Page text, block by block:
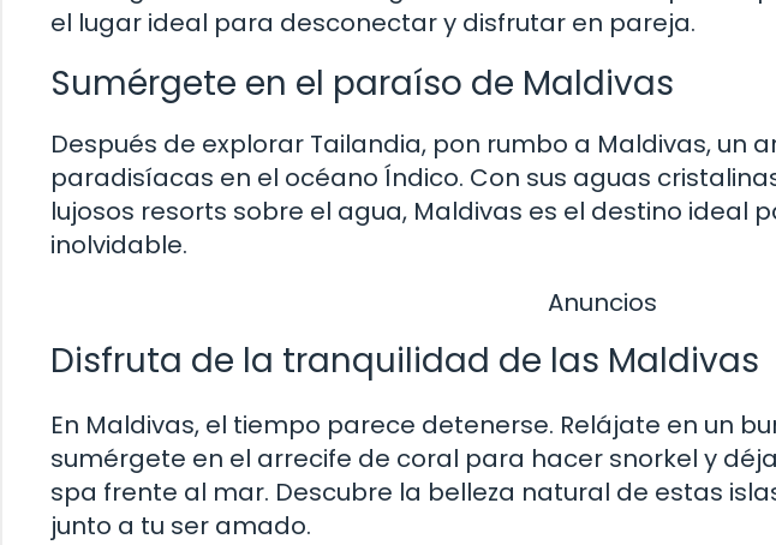
el lugar ideal para desconectar y disfrutar en pareja.
Sumérgete en el paraíso de Maldivas
Después de explorar Tailandia, pon rumbo a Maldivas, un
paradisíacas en el océano Índico. Con sus aguas
lujosos resorts sobre el agua, Maldivas es el destino ideal
inolvidable.
Anuncios
Disfruta de la tranquilidad de las Maldivas
En Maldivas, el tiempo parece detenerse. Relájate en un
sumérgete en el arrecife de coral para hacer snorkel y
spa frente al mar. Descubre la belleza natural de estas
junto a tu ser amado.